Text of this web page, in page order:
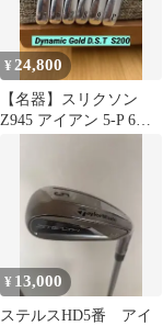
¥ 24,800
【名器】スリクソン
Z945 アイアン 5-P 6本
¥ 13,000
ステルスHD5番 アイ